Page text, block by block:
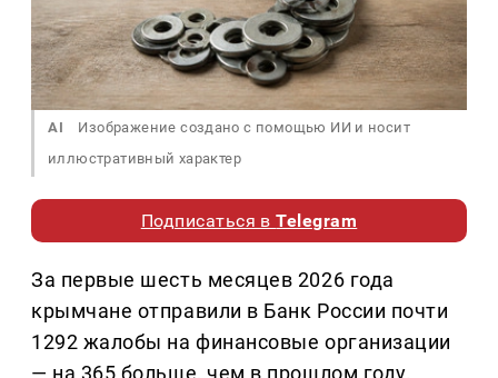
AI
Изображение создано с помощью ИИ и носит
иллюстративный характер
Подписаться вTelegram
За первые шесть месяцев 2026 года
крымчане отправили в Банк России почти
1292 жалобы на финансовые организации